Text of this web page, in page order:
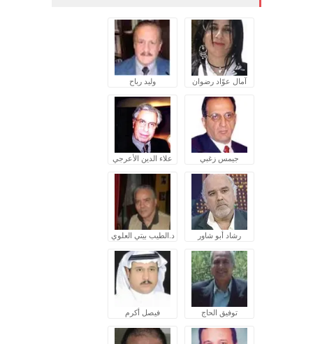
آمال عوّاد رضوان وليد رباح
جيمس زغبي علاء الدين الأعرجي
رشاد أبو شاور د.الطيب بيتي العلوي
توفيق الحاج فيصل أكرم